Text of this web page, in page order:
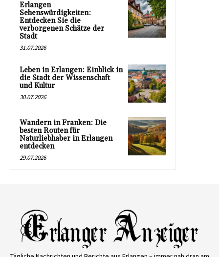
Erlangen
Sehenswürdigkeiten:
Entdecken Sie die
verborgenen Schätze der
Stadt
31.07.2026
Leben in Erlangen: Einblick in
die Stadt der Wissenschaft
und Kultur
30.07.2026
Wandern in Franken: Die
besten Routen für
Naturliebhaber in Erlangen
entdecken
29.07.2026